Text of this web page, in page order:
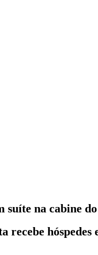
suíte na cabine
recebe